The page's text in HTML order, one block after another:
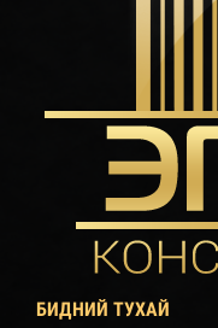
БИДНИЙ ТУХАЙ